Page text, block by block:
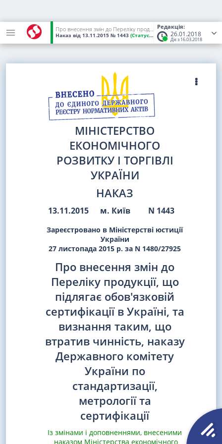
Редакція:
26.01.2018
Діє з 16.03.2018
Про внесення змін до Переліку продукції, що підлягає обов'язковій сертифікації в Україні, та визнання таким, що втратив чинність, наказу Державного комітету України по стандартизації, метрології та сертифікації
Наказ від 13.11.2015 № 1443 (Статус: Чинний)
МІНІСТЕРСТВО
ЕКОНОМІЧНОГО
РОЗВИТКУ І ТОРГІВЛІ
УКРАЇНИ
НАКАЗ
13.11.2015 м. Київ N 1443
Зареєстровано в Міністерстві юстиції
України
27 листопада 2015 р. за N 1480/27925
Про внесення змін до
Переліку продукції, що
підлягає обов'язковій
сертифікації в Україні, та
визнання таким, що
втратив чинність, наказу
Державного комітету
України по
стандартизації,
метрології та
сертифікації
Із змінами і доповненнями, внесеними
наказом Міністерства економічного